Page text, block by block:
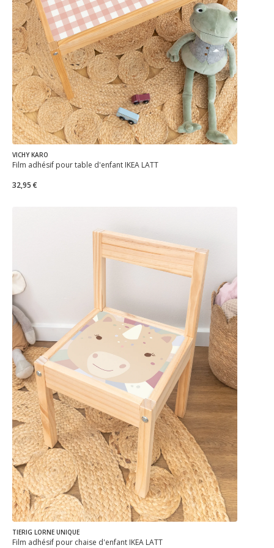
VICHY KARO
Film adhésif pour table d'enfant IKEA LÄTT
32,95 €
TIERIG LORNE UNIQUE
Film adhésif pour chaise d'enfant IKEA LÄTT